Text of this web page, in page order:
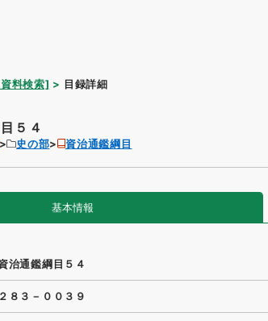
料検索] 目録詳細
５４
史の部 資治通鑑綱目
基本情報
治通鑑綱目５４
２８３－００３９